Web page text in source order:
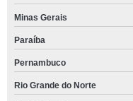
Minas Gerais
Paraíba
Pernambuco
Rio Grande do Norte